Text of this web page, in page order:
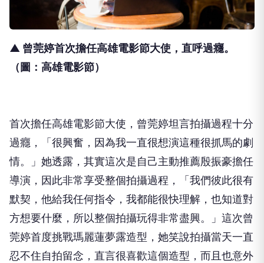
▲ 曾莞婷首次擔任高雄電影節大使，直呼過癮。
（圖：高雄電影節）
首次擔任高雄電影節大使，曾莞婷坦言拍攝過程十分
過癮，「 很興奮，因為我一直很想演這種很抓馬的劇
情。」她透露， 其實這次是自己主動推薦殷振豪擔任
導演， 因此非常享受整個拍攝過程，「我們彼此很有
默契， 他給我任何指令，我都能很快理解，也知道對
方想要什麼， 所以整個拍攝玩得非常盡興。」 這次曾
莞婷首度挑戰瑪麗蓮夢露造型， 她笑說拍攝當天一直
忍不住自拍留念，直言很喜歡這個造型， 而且也意外